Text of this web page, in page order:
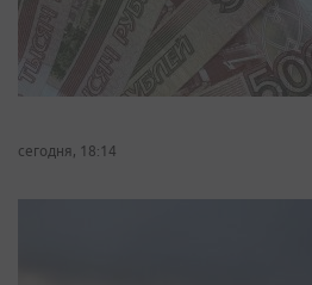
сегодня, 18:14